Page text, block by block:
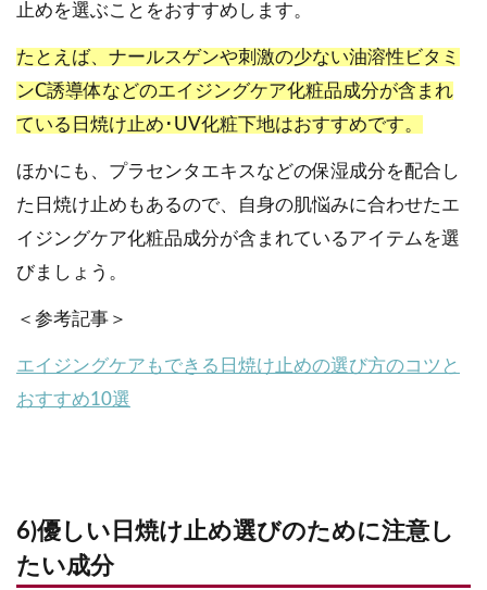
止めを選ぶことをおすすめします。
たとえば、ナールスゲンや刺激の少ない油溶性ビタミ
ンC誘導体などのエイジングケア化粧品成分が含まれ
ている日焼け止め･UV化粧下地はおすすめです。
ほかにも、プラセンタエキスなどの保湿成分を配合し
た日焼け止めもあるので、自身の肌悩みに合わせたエ
イジングケア化粧品成分が含まれているアイテムを選
びましょう。
＜参考記事＞
エイジングケアもできる日焼け止めの選び方のコツと
おすすめ10選
6)優しい日焼け止め選びのために注意し
たい成分